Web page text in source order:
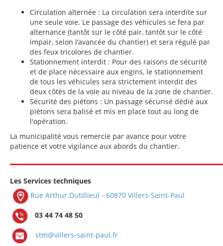
Circulation alternée : La circulation sera interdite sur
une seule voie. Le passage des véhicules se fera par
alternance (tantôt sur le côté pair, tantôt sur le côté
impair, selon l’avancée du chantier) et sera régulé par
des feux tricolores de chantier.
Stationnement interdit : Pour des raisons de sécurité
et de place nécessaire aux engins, le stationnement
de tous les véhicules sera strictement interdit des
deux côtés de la voie au niveau de la zone de chantier.
Sécurité des piétons : Un passage sécurisé dédié aux
piétons sera balisé et mis en place tout au long de
l'opération.
La municipalité vous remercie par avance pour votre
patience et votre vigilance aux abords du chantier.
Les Services techniques
Rue Arthur Dutillieul - 60870 Villers-Saint-Paul
03 44 74 48 50
stm@villers-saint-paul.fr